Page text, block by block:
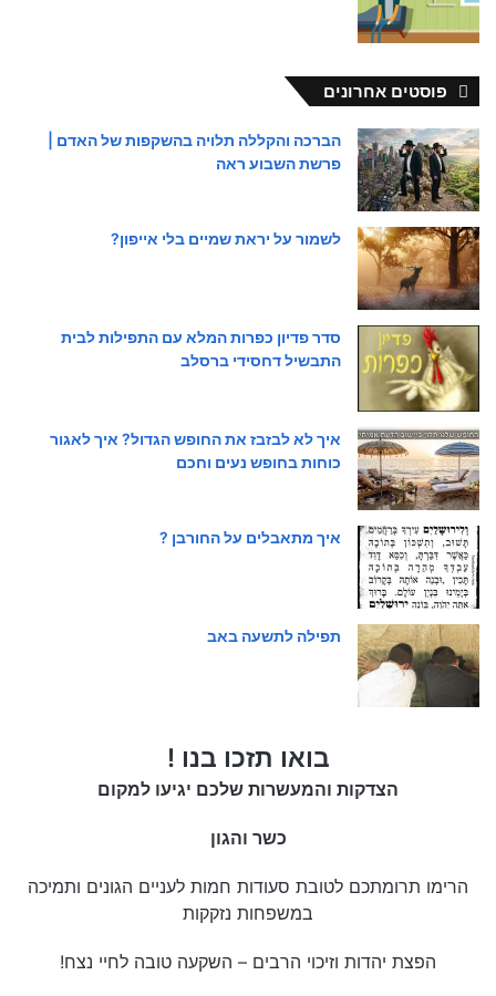
פוסטים אחרונים
הברכה והקללה תלויה בהשקפות של האדם |
פרשת השבוע ראה
לשמור על יראת שמיים בלי אייפון?
סדר פדיון כפרות המלא עם התפילות לבית
התבשיל דחסידי ברסלב
איך לא לבזבז את החופש הגדול? איך לאגור
כוחות בחופש נעים וחכם
איך מתאבלים על החורבן ?
תפילה לתשעה באב
בואו תזכו בנו !
הצדקות והמעשרות שלכם יגיעו למקום
כשר והגון
הרימו תרומתכם לטובת סעודות חמות לעניים הגונים ותמיכה
במשפחות נזקקות
הפצת יהדות וזיכוי הרבים – השקעה טובה לחיי נצח!